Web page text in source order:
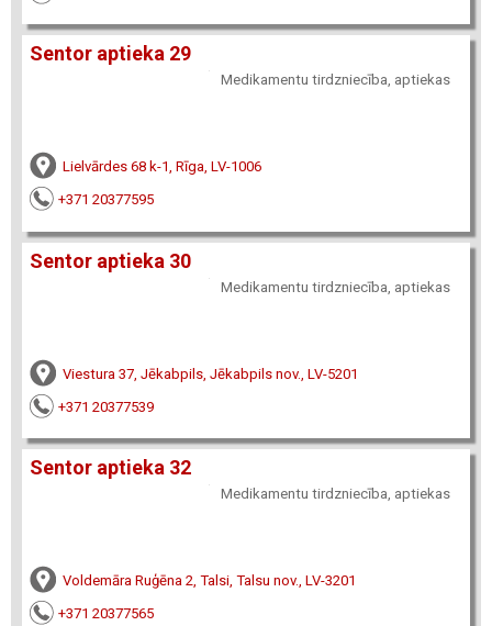
Sentor aptieka 29
Medikamentu tirdzniecība, aptiekas
Lielvārdes 68 k-1, Rīga, LV-1006
+371 20377595
Sentor aptieka 30
Medikamentu tirdzniecība, aptiekas
Viestura 37, Jēkabpils, Jēkabpils nov., LV-5201
+371 20377539
Sentor aptieka 32
Medikamentu tirdzniecība, aptiekas
Voldemāra Ruģēna 2, Talsi, Talsu nov., LV-3201
+371 20377565